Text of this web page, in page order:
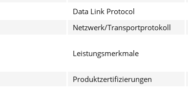
Data Link Protocol
Netzwerk/Transportprotokoll
Leistungsmerkmale
Produktzertifizierungen